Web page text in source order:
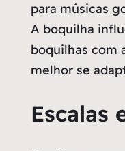
para músicas
A boquilha
boquilhas com
melhor se
Escalas